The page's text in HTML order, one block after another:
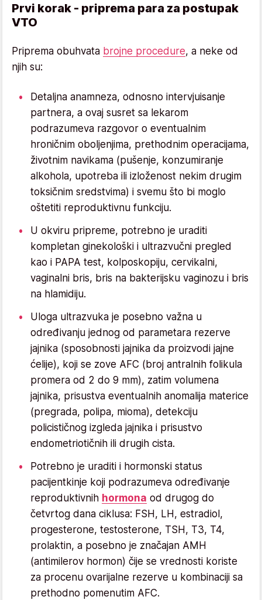
Prvi korak - priprema para za postupak
VTO
Priprema obuhvata brojne procedure, a neke od
njih su:
Detaljna anamneza, odnosno intervjuisanje
partnera, a ovaj susret sa lekarom
podrazumeva razgovor o eventualnim
hroničnim oboljenjima, prethodnim operacijama,
životnim navikama (pušenje, konzumiranje
alkohola, upotreba ili izloženost nekim drugim
toksičnim sredstvima) i svemu što bi moglo
oštetiti reproduktivnu funkciju.
U okviru pripreme, potrebno je uraditi
kompletan ginekološki i ultrazvučni pregled
kao i PAPA test, kolposkopiju, cervikalni,
vaginalni bris, bris na bakterijsku vaginozu i bris
na hlamidiju.
Uloga ultrazvuka je posebno važna u
određivanju jednog od parametara rezerve
jajnika (sposobnosti jajnika da proizvodi jajne
ćelije), koji se zove AFC (broj antralnih folikula
promera od 2 do 9 mm), zatim volumena
jajnika, prisustva eventualnih anomalija materice
(pregrada, polipa, mioma), detekciju
policističnog izgleda jajnika i prisustvo
endometriotičnih ili drugih cista.
Potrebno je uraditi i hormonski status
pacijentkinje koji podrazumeva određivanje
reproduktivnih hormona od drugog do
četvrtog dana ciklusa: FSH, LH, estradiol,
progesterone, testosterone, TSH, T3, T4,
prolaktin, a posebno je značajan AMH
(antimilerov hormon) čije se vrednosti koriste
za procenu ovarijalne rezerve u kombinaciji sa
prethodno pomenutim AFC.